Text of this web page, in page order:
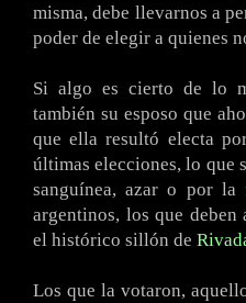
misma, debe llevarnos a
poder de elegir a quienes
Si algo es cierto de lo
también su esposo que
que ella resultó electa
últimas elecciones, lo que
sanguínea, azar o por
argentinos, los que deben
el histórico sillón de
Los que la votaron,